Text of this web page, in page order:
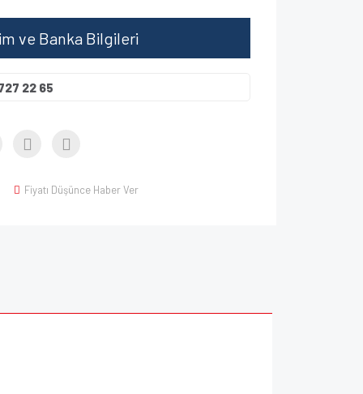
ve Banka Bilgileri
22 65
Fiyatı Düşünce Haber Ver